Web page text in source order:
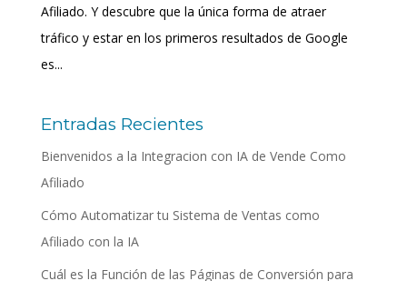
Afiliado. Y descubre que la única forma de atraer
tráfico y estar en los primeros resultados de Google
es...
Entradas Recientes
Bienvenidos a la Integracion con IA de Vende Como
Afiliado
Cómo Automatizar tu Sistema de Ventas como
Afiliado con la IA
Cuál es la Función de las Páginas de Conversión para